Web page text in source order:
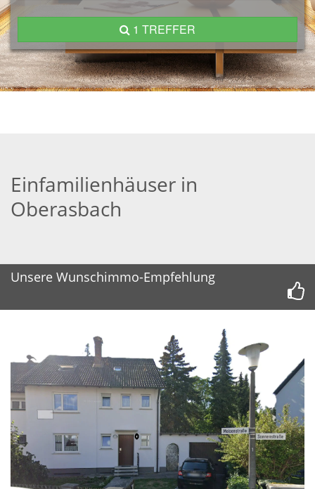
1 TREFFER
Einfamilienhäuser in
Oberasbach
Unsere Wunschimmo-Empfehlung